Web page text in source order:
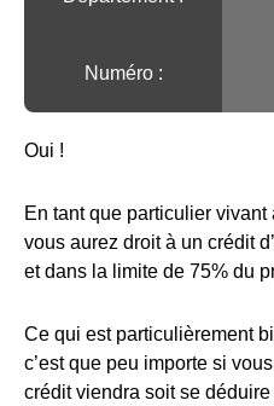
Numéro :
Oui !
En tant que particulier
vous aurez droit à un crédit
et dans la limite de 75% du
Ce qui est particulièrement
c’est que peu importe si
crédit viendra soit se